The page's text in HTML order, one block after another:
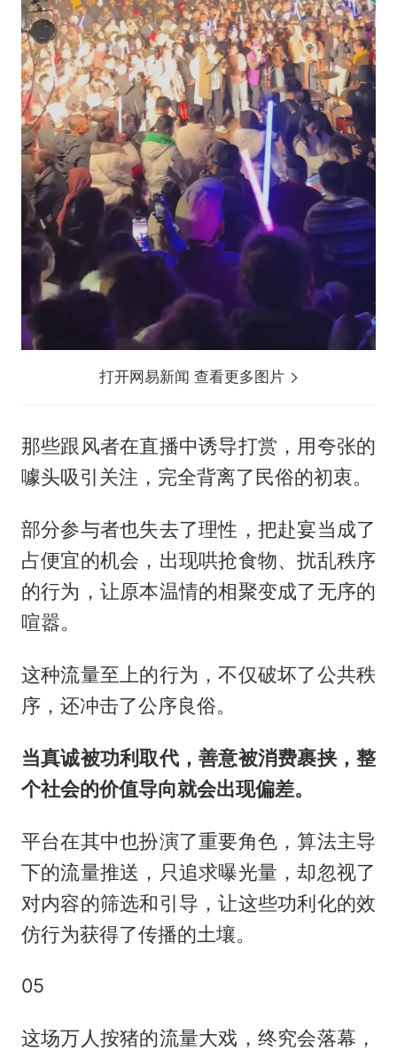
打开网易新闻 查看更多图片
那些跟风者在直播中诱导打赏，用夸张的
噱头吸引关注，完全背离了民俗的初衷。
部分参与者也失去了理性，把赴宴当成了
占便宜的机会，出现哄抢食物、扰乱秩序
的行为，让原本温情的相聚变成了无序的
喧嚣。
这种流量至上的行为，不仅破坏了公共秩
序，还冲击了公序良俗。
当真诚被功利取代，善意被消费裹挟，整
个社会的价值导向就会出现偏差。
平台在其中也扮演了重要角色，算法主导
下的流量推送，只追求曝光量，却忽视了
对内容的筛选和引导，让这些功利化的效
仿行为获得了传播的土壤。
05
这场万人按猪的流量大戏，终究会落幕，